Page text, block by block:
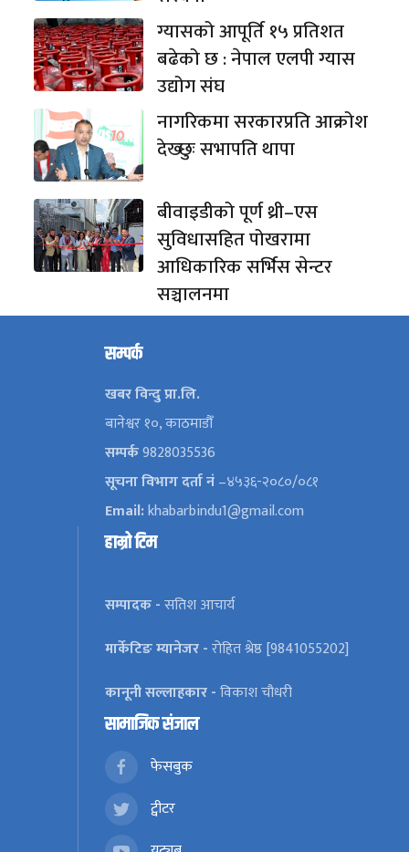
ग्यासको आपूर्ति १५ प्रतिशत
बढेको छ : नेपाल एलपी ग्यास
उद्योग संघ
नागरिकमा सरकारप्रति आक्रोश
देख्छुः सभापति थापा
बीवाइडीको पूर्ण थ्री–एस
सुविधासहित पोखरामा
आधिकारिक सर्भिस सेन्टर
सञ्चालनमा
सम्पर्क
खबर विन्दु प्रा.लि.
बानेश्वर १०, काठमाडौँ
सम्पर्क9828035536
सूचना विभाग दर्ता नं–४५३६-२०८०/०८१
Email:khabarbindu1@gmail.com
हाम्रो टिम
सम्पादक -सतिश आचार्य
मार्केटिङ म्यानेजर -रोहित श्रेष्ठ [9841055202]
कानूनी सल्लाहकार -विकाश चौधरी
सामाजिक संजाल
फेसबुक
ट्वीटर